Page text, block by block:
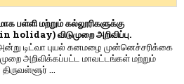
பள்ளி மற்றும் கல்லூரிகளுக்கு
holiday) விடுமுறை அறிவிப்பு.
டிட்வா புயல் கனமழை முன்னெச்சரிக்கை
அறிவிக்கப்பட்ட மாவட்டங்கள் மற்றும்
...